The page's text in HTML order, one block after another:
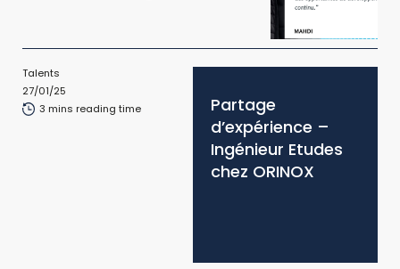
Partage
d’expérience –
Ingénieur Etudes
chez ORINOX
Talents
27/01/25
3 mins reading time